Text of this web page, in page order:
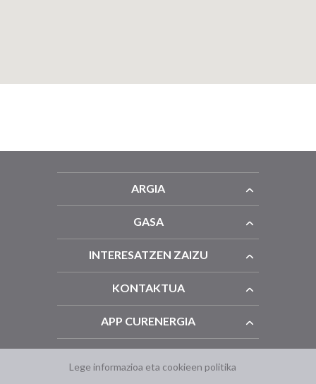
ARGIA
GASA
INTERESATZEN ZAIZU
KONTAKTUA
APP CURENERGIA
Lege informazioa eta cookieen politika